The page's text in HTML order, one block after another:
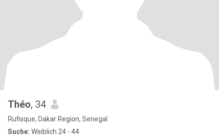
Théo, 34
Rufisque, Dakar Region, Senegal
Suche: Weiblich 24 - 44